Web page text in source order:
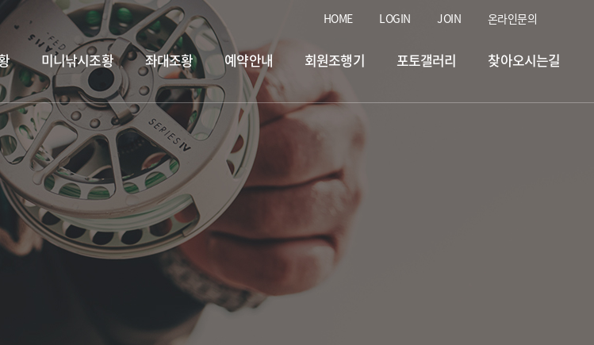
HOME LOGIN JOIN 온라인문의
미니낚시조황 좌대조황 예약안내 회원조행기 포토갤러리 찾아오시는길
2019.7.02 점성어 대방어 플라이 히트 영상.
스틸헤드 플라이낚시 대부도 독도 바다터